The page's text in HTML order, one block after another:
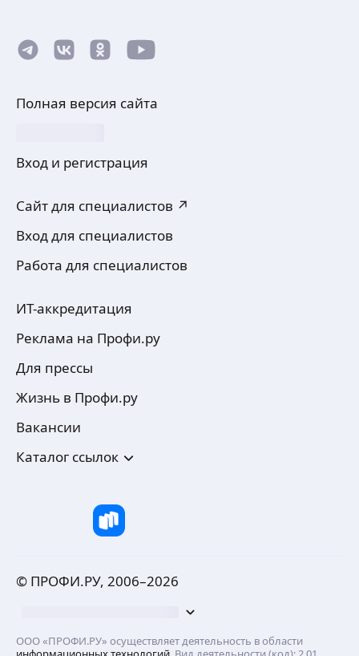
Полная версия сайта
Вход и регистрация
Сайт для специалистов ↗
Вход для специалистов
Работа для специалистов
ИТ-аккредитация
Реклама на Профи.ру
Для прессы
Жизнь в Профи.ру
Вакансии
Каталог ссылок
© ПРОФИ.РУ, 2006–2026
ООО «ПРОФИ.РУ» осуществляет деятельность в области